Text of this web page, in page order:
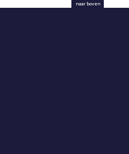
naar boven